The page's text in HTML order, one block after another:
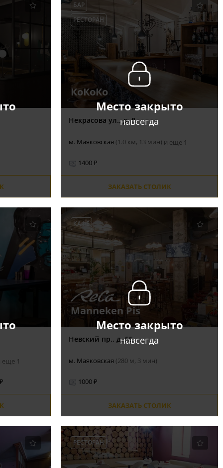
Место закрыто
навсегда
БАР
РЕСТОРАН
КоКоКо
Некрасова ул., д. 8
м. Маяковская (1.0 км, 13 мин) и еще 1
1400 ₽
ЗАКАЗАТЬ СТОЛИК
еще 1
Место закрыто
навсегда
КАФЕ
Manneken Pis
Невский пр., д. 55
м. Маяковская (280 м, 3 мин)
1000 ₽
ЗАКАЗАТЬ СТОЛИК
РЕСТОРАН